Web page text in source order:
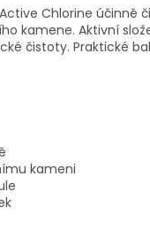
Chlorine účinně
kamene. Aktivní
čistoty. Praktické
kameni